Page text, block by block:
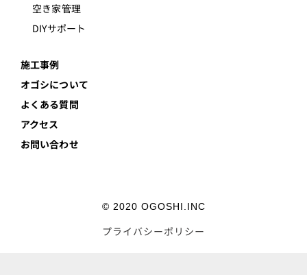
空き家管理
DIYサポート
施工事例
オゴシについて
よくある質問
アクセス
お問い合わせ
© 2020 OGOSHI.INC
プライバシーポリシー